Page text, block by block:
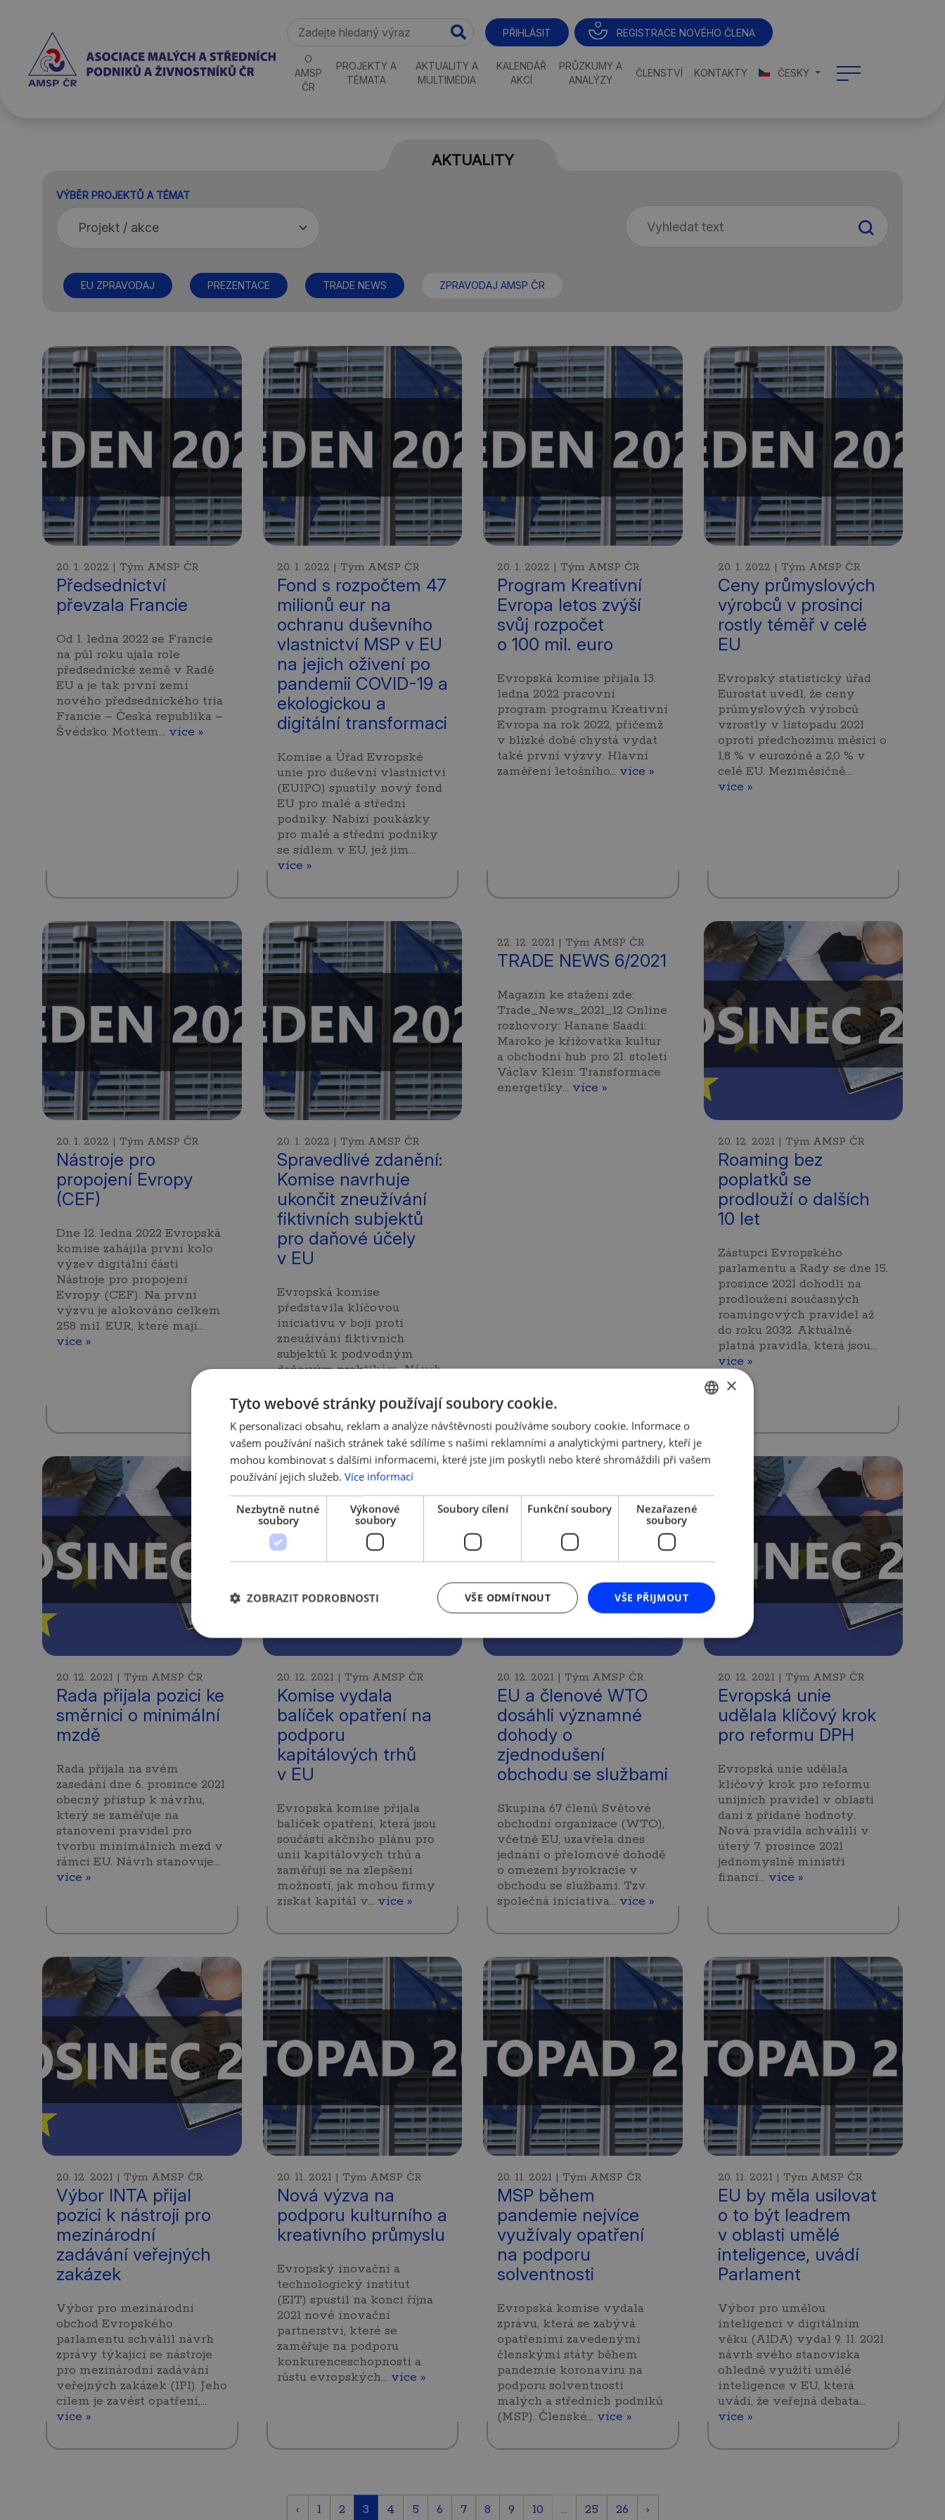
PŘIHLÁSIT REGISTRACE NOVÉHO ČLENA
O
AMSP
ČR
PROJEKTY A
TÉMATA
AKTUALITY A
MULTIMÉDIA
KALENDÁŘ
AKCÍ
PRŮZKUMY A
ANALÝZY
ČLENSTVÍ KONTAKTY ČESKY
AKTUALITY
VÝBĚR PROJEKTŮ A TÉMAT
EU ZPRAVODAJ PREZENTACE TRADE NEWS ZPRAVODAJ AMSP ČR
20. 1. 2022 | Tým AMSP ČR
Předsednictví
převzala Francie
Od 1. ledna 2022 se Francie
na půl roku ujala role
předsednické země v Radě
EU a je tak první zemí
nového předsednického tria
Francie – Česká republika –
Švédsko. Mottem… více »
20. 1. 2022 | Tým AMSP ČR
Fond s rozpočtem 47
milionů eur na
ochranu duševního
vlastnictví MSP v EU
na jejich oživení po
pandemii COVID-19 a
ekologickou a
digitální transformaci
Komise a Úřad Evropské
unie pro duševní vlastnictví
(EUIPO) spustily nový fond
EU pro malé a střední
podniky. Nabízí poukázky
pro malé a střední podniky
se sídlem v EU, jež jim…
více »
20. 1. 2022 | Tým AMSP ČR
Program Kreativní
Evropa letos zvýší
svůj rozpočet
o 100 mil. euro
Evropská komise přijala 13.
ledna 2022 pracovní
program programu Kreativní
Evropa na rok 2022, přičemž
v blízké době chystá vydat
také první výzvy. Hlavní
zaměření letošního… více »
20. 1. 2022 | Tým AMSP ČR
Ceny průmyslových
výrobců v prosinci
rostly téměř v celé
EU
Evropský statistický úřad
Eurostat uvedl, že ceny
průmyslových výrobců
vzrostly v listopadu 2021
oproti předchozímu měsíci o
1,8 % v eurozóně a 2,0 % v
celé EU. Meziměsíčně…
více »
20. 1. 2022 | Tým AMSP ČR
Nástroje pro
propojení Evropy
(CEF)
Dne 12. ledna 2022 Evropská
komise zahájila první kolo
výzev digitální části
Nástroje pro propojení
Evropy (CEF). Na první
výzvu je alokováno celkem
258 mil. EUR, které mají…
více »
20. 1. 2022 | Tým AMSP ČR
Spravedlivé zdanění:
Komise navrhuje
ukončit zneužívání
fiktivních subjektů
pro daňové účely
v EU
Evropská komise
představila klíčovou
iniciativu v boji proti
zneužívání fiktivních
subjektů k podvodným
daňovým praktikám. Návrh
v Evropské unii,…více »
22. 12. 2021 | Tým AMSP ČR
TRADE NEWS 6/2021
Magazín ke stažení zde:
Trade_News_2021_12 Online
rozhovory: Hanane Saadi:
Maroko je křižovatka kultur
a obchodní hub pro 21. století
Václav Klein: Transformace
energetiky… více »
20. 12. 2021 | Tým AMSP ČR
Roaming bez
poplatků se
prodlouží o dalších
10 let
Zástupci Evropského
parlamentu a Rady se dne 15.
prosince 2021 dohodli na
prodloužení současných
roamingových pravidel až
do roku 2032. Aktuálně
platná pravidla, která jsou…
více »
20. 12. 2021 | Tým AMSP ČR
Rada přijala pozici ke
směrnici o minimální
mzdě
Rada přijala na svém
zasedání dne 6. prosince 2021
obecný přístup k návrhu,
který se zaměřuje na
stanovení pravidel pro
tvorbu minimálních mezd v
rámci EU. Návrh stanovuje…
více »
20. 12. 2021 | Tým AMSP ČR
Komise vydala
balíček opatření na
podporu
kapitálových trhů
v EU
Evropská komise přijala
balíček opatření, která jsou
součástí akčního plánu pro
unii kapitálových trhů a
zaměřují se na zlepšení
možností, jak mohou firmy
získat kapitál v… více »
20. 12. 2021 | Tým AMSP ČR
EU a členové WTO
dosáhli významné
dohody o
zjednodušení
obchodu se službami
Skupina 67 členů Světové
obchodní organizace (WTO),
včetně EU, uzavřela dnes
jednání o přelomové dohodě
o omezení byrokracie v
obchodu se službami. Tzv.
společná iniciativa… více »
20. 12. 2021 | Tým AMSP ČR
Evropská unie
udělala klíčový krok
pro reformu DPH
Evropská unie udělala
klíčový krok pro reformu
unijních pravidel v oblasti
dani z přidané hodnoty.
Nová pravidla schválili v
úterý 7. prosince 2021
jednomyslně ministři
financí… více »
20. 12. 2021 | Tým AMSP ČR
Výbor INTA přijal
pozici k nástroji pro
mezinárodní
zadávání veřejných
zakázek
Výbor pro mezinárodní
obchod Evropského
parlamentu schválil návrh
zprávy týkající se nástroje
pro mezinárodní zadávání
veřejných zakázek (IPI). Jeho
cílem je zavést opatření,…
více »
20. 11. 2021 | Tým AMSP ČR
Nová výzva na
podporu kulturního a
kreativního průmyslu
Evropský inovační a
technologický institut
(EIT) spustil na konci října
2021 nové inovační
partnerství, které se
zaměřuje na podporu
konkurenceschopnosti a
růstu evropských… více »
20. 11. 2021 | Tým AMSP ČR
MSP během
pandemie nejvíce
využívaly opatření
na podporu
solventnosti
Evropská komise vydala
zprávu, která se zabývá
opatřeními zavedenými
členskými státy během
pandemie koronaviru na
podporu solventnosti
malých a středních podniků
(MSP). Členské… více »
20. 11. 2021 | Tým AMSP ČR
EU by měla usilovat
o to být leadrem
v oblasti umělé
inteligence, uvádí
Parlament
Výbor pro umělou
inteligenci v digitálním
věku (AIDA) vydal 9. 11. 2021
návrh svého stanoviska
ohledně využití umělé
inteligence v EU, která
uvádí, že veřejná debata…
více »
‹ 1 2 3 4 5 6 7 8 9 10 ... 25 26 ›
ENGLISH
×
Tyto webové stránky používají soubory cookie.
K personalizaci obsahu, reklam a analýze návštěvnosti používáme soubory cookie. Informace o
vašem používání našich stránek také sdílíme s našimi reklamními a analytickými partnery, kteří je
mohou kombinovat s dalšími informacemi, které jste jim poskytli nebo které shromáždili při vašem
používání jejich služeb. Více informací
Nezbytně nutné
soubory
Výkonové
soubory
Soubory cílení Funkční soubory
Nezařazené
soubory
VŠE PŘIJMOUT
VŠE ODMÍTNOUT
ZOBRAZIT PODROBNOSTI